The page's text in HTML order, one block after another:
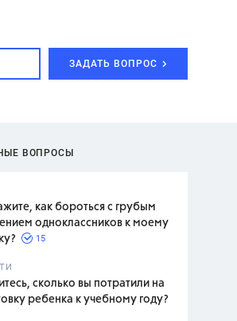
ЗАДАТЬ ВОПРОС
ВОПРОСЫ
как бороться с грубым
одноклассников к моему
15
сколько вы потратили на
ребенка к учебному году?